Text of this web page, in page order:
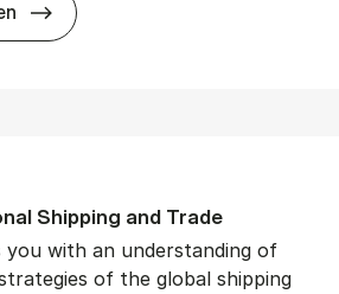
BSc in In­ter­na­tion­al Busi­ness
Ship­ping and Trade
you with an understanding of
of the global shipping